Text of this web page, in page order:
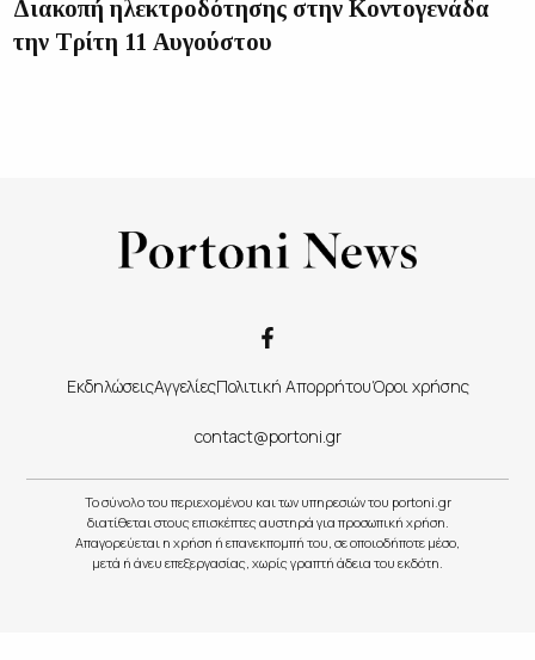
Διακοπή ηλεκτροδότησης στην Κοντογενάδα
την Τρίτη 11 Αυγούστου
ΕκδηλώσειςΑγγελίεςΠολιτική ΑπορρήτουΌροι χρήσης
contact@portoni.gr
Το σύνολο του περιεχομένου και των υπηρεσιών του portoni.gr
διατίθεται στους επισκέπτες αυστηρά για προσωπική χρήση.
Απαγορεύεται η χρήση ή επανεκπομπή του, σε οποιοδήποτε μέσο,
μετά ή άνευ επεξεργασίας, χωρίς γραπτή άδεια του εκδότη.